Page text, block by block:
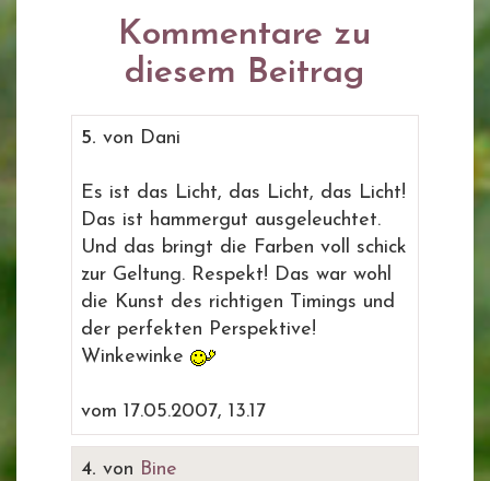
Kommentare zu
diesem Beitrag
5. von Dani
Es ist das Licht, das Licht, das Licht!
Das ist hammergut ausgeleuchtet.
Und das bringt die Farben voll schick
zur Geltung. Respekt! Das war wohl
die Kunst des richtigen Timings und
der perfekten Perspektive!
Winkewinke
vom 17.05.2007, 13.17
4. von Bine